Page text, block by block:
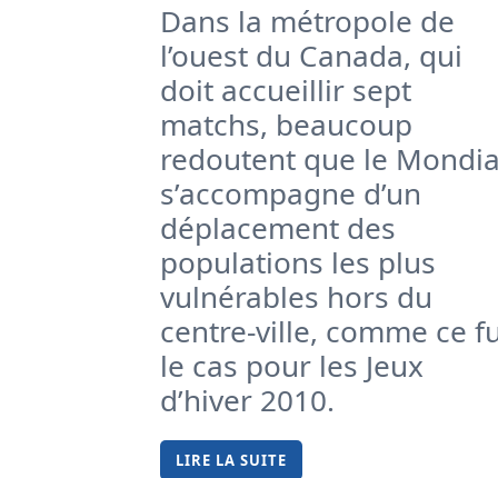
Dans la métropole de
l’ouest du Canada, qui
doit accueillir sept
matchs, beaucoup
redoutent que le
s’accompagne d’un
déplacement des
populations les plus
vulnérables hors du
centre-ville, comme ce
le cas pour les Jeux
d’hiver 2010.
LIRE LA SUITE